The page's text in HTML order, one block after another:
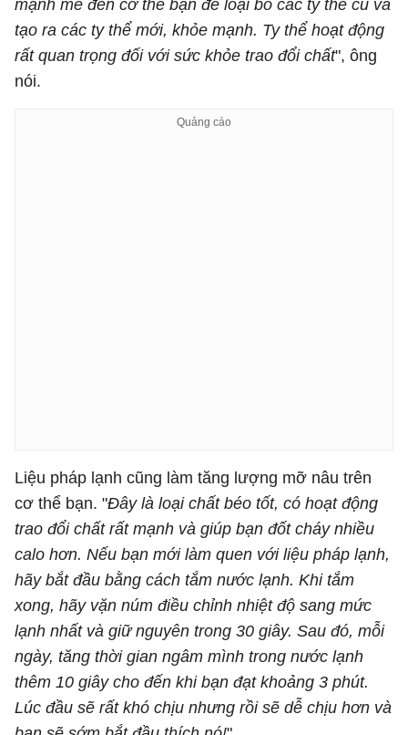
mạnh mẽ đến cơ thể bạn để loại bỏ các ty thể cũ và
tạo ra các ty thể mới, khỏe mạnh. Ty thể hoạt động
rất quan trọng đối với sức khỏe trao đổi chất", ông
nói.
Liệu pháp lạnh cũng làm tăng lượng mỡ nâu trên
cơ thể bạn. "Đây là loại chất béo tốt, có hoạt động
trao đổi chất rất mạnh và giúp bạn đốt cháy nhiều
calo hơn. Nếu bạn mới làm quen với liệu pháp lạnh,
hãy bắt đầu bằng cách tắm nước lạnh. Khi tắm
xong, hãy vặn núm điều chỉnh nhiệt độ sang mức
lạnh nhất và giữ nguyên trong 30 giây. Sau đó, mỗi
ngày, tăng thời gian ngâm mình trong nước lạnh
thêm 10 giây cho đến khi bạn đạt khoảng 3 phút.
Lúc đầu sẽ rất khó chịu nhưng rồi sẽ dễ chịu hơn và